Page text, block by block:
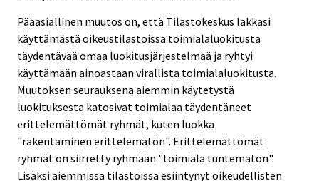
Pääasiallinen muutos on, että Tilastokeskus lakkasi
käyttämästä oikeustilastoissa toimialaluokitusta
täydentävää omaa luokitusjärjestelmää ja ryhtyi
käyttämään ainoastaan virallista toimialaluokitusta.
Muutoksen seurauksena aiemmin käytetystä
luokituksesta katosivat toimialaa täydentäneet
erittelemättömät ryhmät, kuten luokka
"rakentaminen erittelemätön". Erittelemättömät
ryhmät on siirretty ryhmään "toimiala tuntematon".
Lisäksi aiemmissa tilastoissa esiintynyt oikeudellisten